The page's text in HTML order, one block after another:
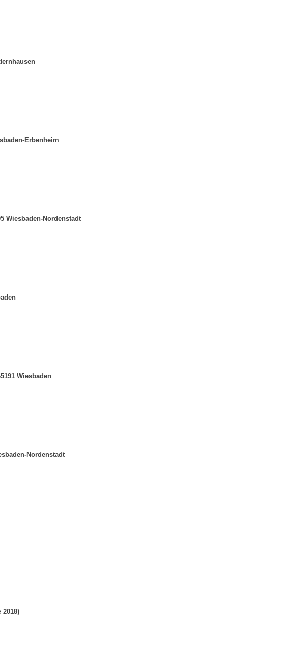
Erbenheim
Wiesbaden-Nordenstadt
Wiesbaden
Nordenstadt
2018)